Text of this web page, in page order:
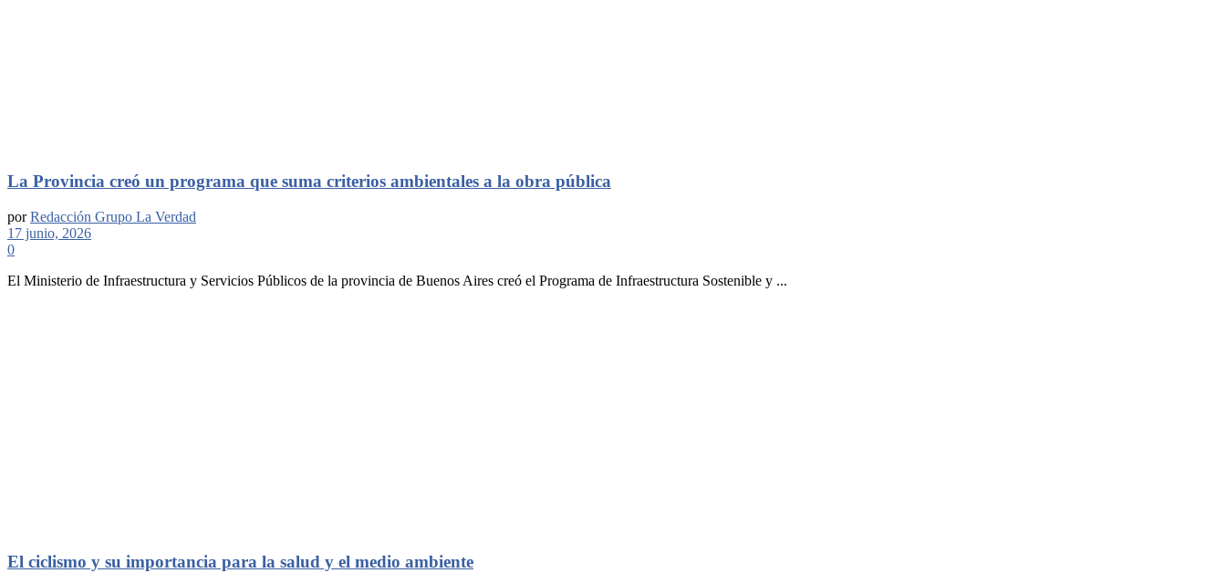
La Provincia creó un programa que suma criterios ambientales a la obra pública
por Redacción Grupo La Verdad
17 junio, 2026
0
El Ministerio de Infraestructura y Servicios Públicos de la provincia de Buenos Aires creó el Programa de Infraestructura Sostenible y ...
El ciclismo y su importancia para la salud y el medio ambiente